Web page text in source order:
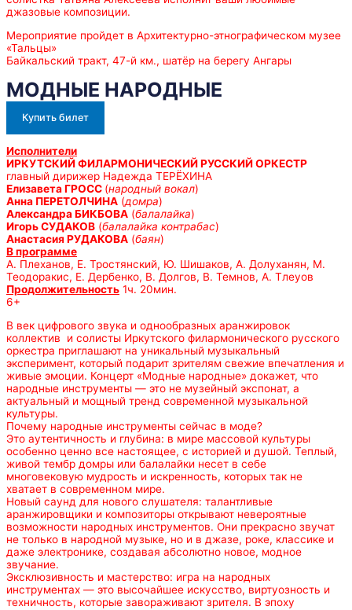
джазовые композиции.
Мероприятие пройдет в Архитектурно-этнографическом музее
«Тальцы»
Байкальский тракт, 47-й км., шатёр на берегу Ангары
МОДНЫЕ НАРОДНЫЕ
Купить билет
Исполнители
ИРКУТСКИЙ ФИЛАРМОНИЧЕСКИЙ РУССКИЙ ОРКЕСТР
главный дирижер Надежда ТЕРЁХИНА
Елизавета ГРОСС (народный вокал)
Анна ПЕРЕТОЛЧИНА (домра)
Александра БИКБОВА (балалайка)
Игорь СУДАКОВ (балалайка контрабас)
Анастасия РУДАКОВА (баян)
В программе
А. Плеханов, Е. Тростянский, Ю. Шишаков, А. Долуханян, М.
Теодоракис, Е. Дербенко, В. Долгов, В. Темнов, А. Тлеуов
Продолжительность 1ч. 20мин.
6+
В век цифрового звука и однообразных аранжировок
коллектив и солисты Иркутского филармонического русского
оркестра приглашают на уникальный музыкальный
эксперимент, который подарит зрителям свежие впечатления и
живые эмоции. Концерт «Модные народные» докажет, что
народные инструменты — это не музейный экспонат, а
актуальный и мощный тренд современной музыкальной
культуры.
Почему народные инструменты сейчас в моде?
Это аутентичность и глубина: в мире массовой культуры
особенно ценно все настоящее, с историей и душой. Теплый,
живой тембр домры или балалайки несет в себе
многовековую мудрость и искренность, которых так не
хватает в современном мире.
Новый саунд для нового слушателя: талантливые
аранжировщики и композиторы открывают невероятные
возможности народных инструментов. Они прекрасно звучат
не только в народной музыке, но и в джазе, роке, классике и
даже электронике, создавая абсолютно новое, модное
звучание.
Эксклюзивность и мастерство: игра на народных
инструментах — это высочайшее искусство, виртуозность и
техничность, которые завораживают зрителя. В эпоху